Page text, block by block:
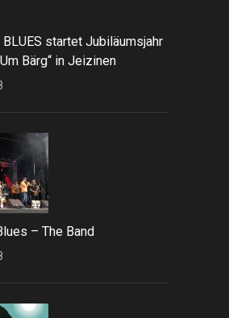
BLUES startet Jubiläumsjahr
Bärg“ in Jeizinen
– The Band